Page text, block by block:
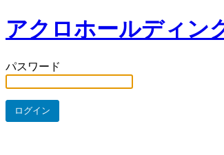
アクロホールディン
パスワード